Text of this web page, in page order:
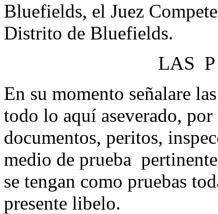
Bluefields, el Juez
Distrito de Bluefields.
LAS P
En su momento señalare
todo lo aquí aseverado,
documentos, peritos,
medio de prueba
se tengan como pruebas
presente libelo.